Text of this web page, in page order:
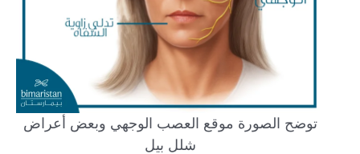
توضح الصورة موقع العصب الوجهي وبعض أعراض
شلل بيل